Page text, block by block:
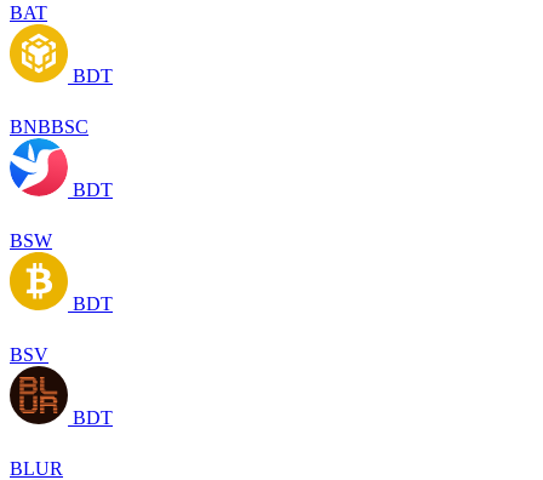
BAT
BDT
BNBBSC
BDT
BSW
BDT
BSV
BDT
BLUR